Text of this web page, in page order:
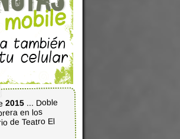
2015 ... Doble
en los
de Teatro El